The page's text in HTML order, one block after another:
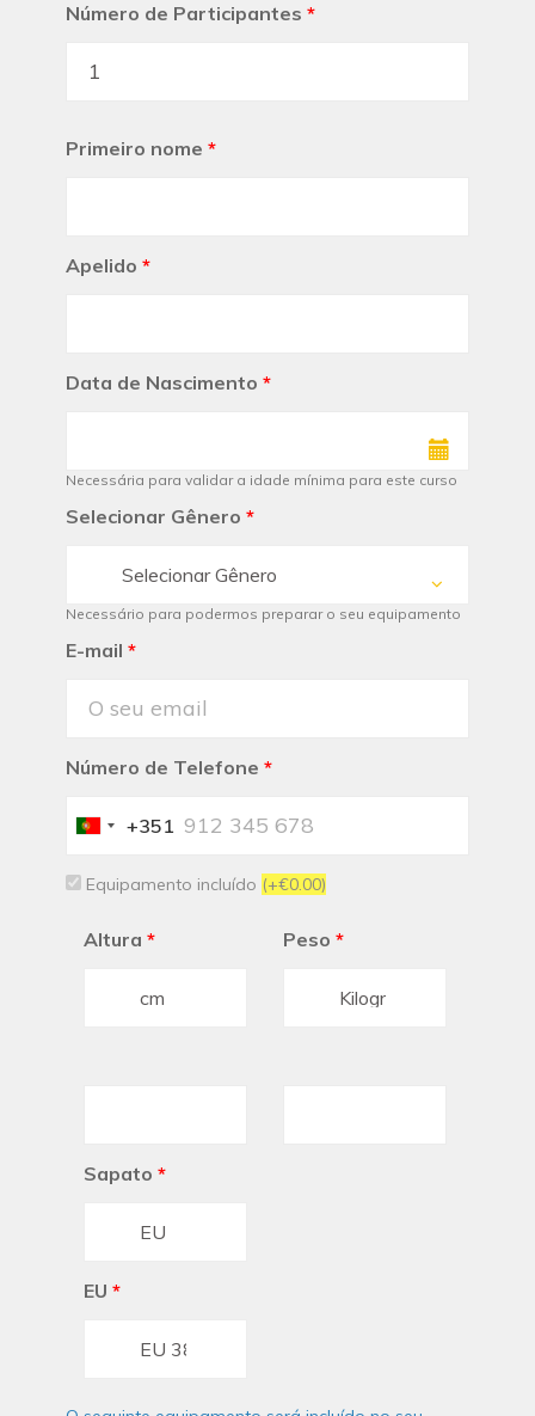
Número de Participantes *
Primeiro nome *
Apelido *
Data de Nascimento *
Necessária para validar a idade mínima para este curso
Selecionar Gênero *
Selecionar Gênero
Necessário para podermos preparar o seu equipamento
E-mail *
Número de Telefone *
Portugal
+351
Equipamento incluído (+€0.00)
Altura * Peso *
Sapato *
EU *